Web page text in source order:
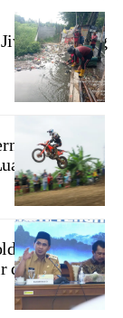
Melayang
Hard
Negeri
Ahmad
dan Rob